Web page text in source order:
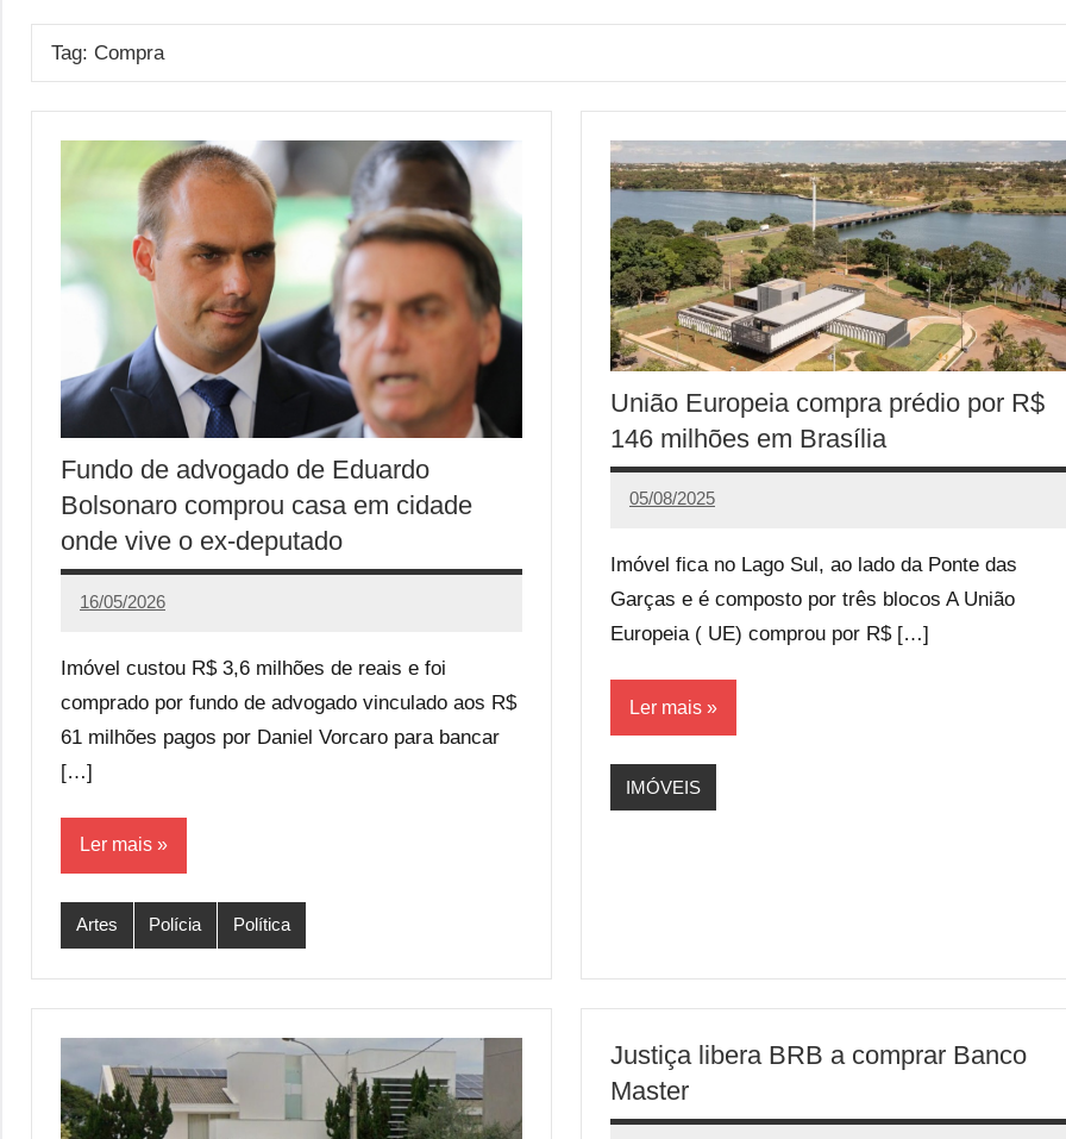
Tag: Compra
Fundo de advogado de Eduardo
Bolsonaro comprou casa em cidade
onde vive o ex-deputado
16/05/2026
Calango
Imóvel custou R$ 3,6 milhões de reais e foi
comprado por fundo de advogado vinculado aos R$
61 milhões pagos por Daniel Vorcaro para bancar
[…]
Ler mais
Artes Polícia Política
União Europeia compra prédio por R$
146 milhões em Brasília
05/08/2025
Redação
Imóvel fica no Lago Sul, ao lado da Ponte das
Garças e é composto por três blocos A União
Europeia ( UE) comprou por R$ […]
Ler mais
IMÓVEIS
Justiça libera BRB a comprar Banco
Master